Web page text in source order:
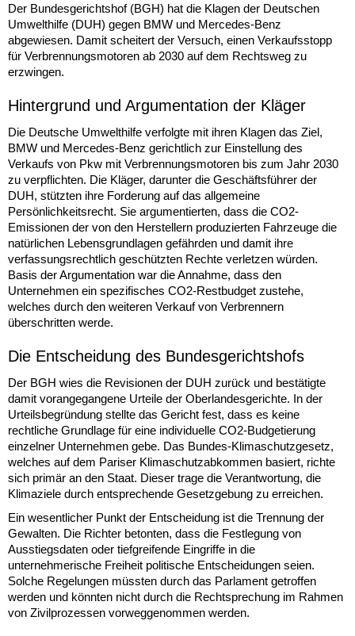
Der Bundesgerichtshof (BGH) hat die Klagen der Deutschen
Umwelthilfe (DUH) gegen BMW und Mercedes-Benz
abgewiesen. Damit scheitert der Versuch, einen Verkaufsstopp
für Verbrennungsmotoren ab 2030 auf dem Rechtsweg zu
erzwingen.
Hintergrund und Argumentation der Kläger
Die Deutsche Umwelthilfe verfolgte mit ihren Klagen das Ziel,
BMW und Mercedes-Benz gerichtlich zur Einstellung des
Verkaufs von Pkw mit Verbrennungsmotoren bis zum Jahr 2030
zu verpflichten. Die Kläger, darunter die Geschäftsführer der
DUH, stützten ihre Forderung auf das allgemeine
Persönlichkeitsrecht. Sie argumentierten, dass die CO2-
Emissionen der von den Herstellern produzierten Fahrzeuge die
natürlichen Lebensgrundlagen gefährden und damit ihre
verfassungsrechtlich geschützten Rechte verletzen würden.
Basis der Argumentation war die Annahme, dass den
Unternehmen ein spezifisches CO2-Restbudget zustehe,
welches durch den weiteren Verkauf von Verbrennern
überschritten werde.
Die Entscheidung des Bundesgerichtshofs
Der BGH wies die Revisionen der DUH zurück und bestätigte
damit vorangegangene Urteile der Oberlandesgerichte. In der
Urteilsbegründung stellte das Gericht fest, dass es keine
rechtliche Grundlage für eine individuelle CO2-Budgetierung
einzelner Unternehmen gebe. Das Bundes-Klimaschutzgesetz,
welches auf dem Pariser Klimaschutzabkommen basiert, richte
sich primär an den Staat. Dieser trage die Verantwortung, die
Klimaziele durch entsprechende Gesetzgebung zu erreichen.
Ein wesentlicher Punkt der Entscheidung ist die Trennung der
Gewalten. Die Richter betonten, dass die Festlegung von
Ausstiegsdaten oder tiefgreifende Eingriffe in die
unternehmerische Freiheit politische Entscheidungen seien.
Solche Regelungen müssten durch das Parlament getroffen
werden und könnten nicht durch die Rechtsprechung im Rahmen
von Zivilprozessen vorweggenommen werden.